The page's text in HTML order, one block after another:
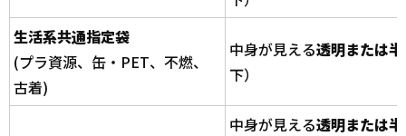
生活系共通指定袋
(プラ資源、缶・PET、不燃、
古着)
中身が見える透明または
下）
中身が見える透明または